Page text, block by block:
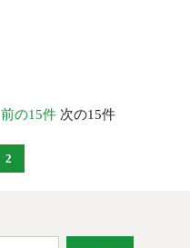
前の15件次の15件
2